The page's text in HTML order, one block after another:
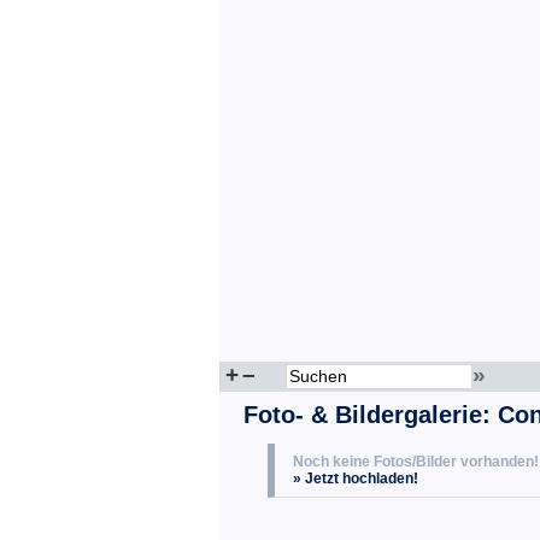
+– »
Foto- & Bildergalerie:
Noch keine Fotos/Bilder vorhanden!
» Jetzt hochladen!